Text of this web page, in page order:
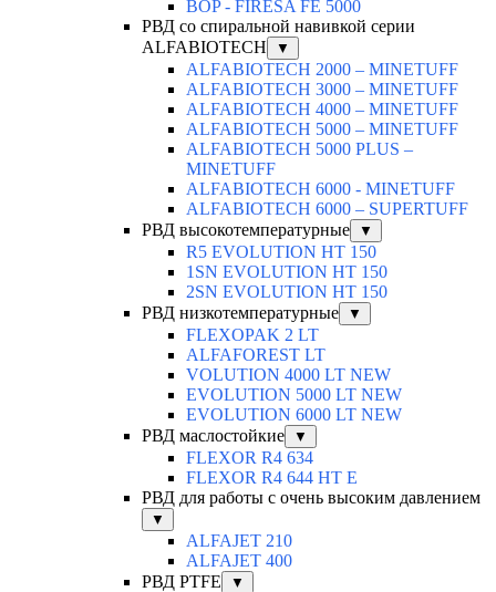
BOP - FIRESA FE 5000
РВД со спиральной навивкой серии
ALFABIOTECH
▼
ALFABIOTECH 2000 – MINETUFF
ALFABIOTECH 3000 – MINETUFF
ALFABIOTECH 4000 – MINETUFF
ALFABIOTECH 5000 – MINETUFF
ALFABIOTECH 5000 PLUS –
MINETUFF
ALFABIOTECH 6000 - MINETUFF
ALFABIOTECH 6000 – SUPERTUFF
РВД высокотемпературные
▼
R5 EVOLUTION HT 150
1SN EVOLUTION HT 150
2SN EVOLUTION HT 150
РВД низкотемпературные
▼
FLEXOPAK 2 LT
ALFAFOREST LT
VOLUTION 4000 LT NEW
EVOLUTION 5000 LT NEW
EVOLUTION 6000 LT NEW
РВД маслостойкие
▼
FLEXOR R4 634
FLEXOR R4 644 HT E
РВД для работы с очень высоким давлением
▼
ALFAJET 210
ALFAJET 400
РВД PTFE
▼